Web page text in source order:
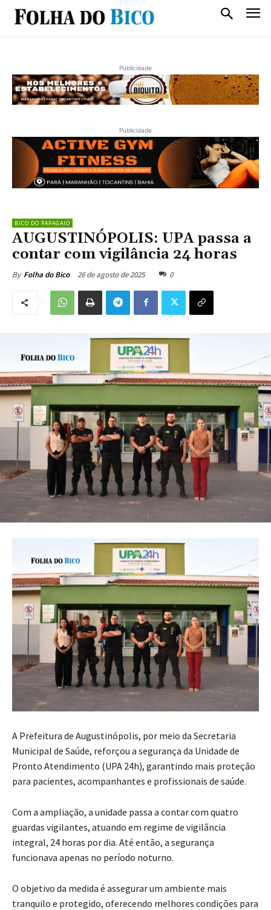
Publicidade
Publicidade
BICO DO PAPAGAIO
AUGUSTINÓPOLIS: UPA passa a
contar com vigilância 24 horas
By Folha do Bico 26 de agosto de 2025 0
A Prefeitura de Augustinópolis, por meio da Secretaria
Municipal de Saúde, reforçou a segurança da Unidade de
Pronto Atendimento (UPA 24h), garantindo mais proteção
para pacientes, acompanhantes e profissionais de saúde.
Com a ampliação, a unidade passa a contar com quatro
guardas vigilantes, atuando em regime de vigilância
integral, 24 horas por dia. Até então, a segurança
funcionava apenas no período noturno.
O objetivo da medida é assegurar um ambiente mais
tranquilo e protegido, oferecendo melhores condições para